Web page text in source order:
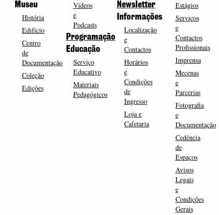
Museu
História
Edifício
Centro
de
Documentação
Coleção
Edições
Vídeos
e
Podcasts
Programação
Educação
Serviço
Educativo
Materiais
Pedagógicos
Newsletter
Informações
Localização
e
Contactos
Horários
e
Condições
de
Ingresso
Loja e
Cafetaria
Estágios
Serviços
e
Contactos
Profissionais
Imprensa
Mecenas
e
Parcerias
Fotografia
e
Documentação
Cedência
de
Espaços
Avisos
Legais
e
Condições
Gerais